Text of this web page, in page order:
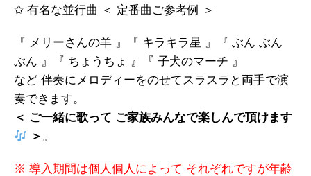
✩ 有名な並行曲 ＜ 定番曲ご参考例 ＞
『 メリーさんの羊 』『 キラキラ星 』『 ぶん ぶん
ぶん 』『 ちょうちょ 』『 子犬のマーチ 』
など 伴奏にメロディーをのせてスラスラと両手で演
奏できます。
＜ ご一緒に歌って ご家族みんなで楽しんで頂けます
＞ 。
※ 導入期間は個人個人によって それぞれですが年齢